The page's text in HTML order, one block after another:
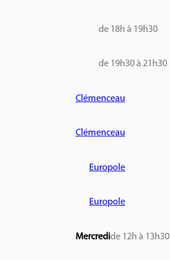
de 18h à 19h30
de 19h30 à 21h30
Clémenceau
Clémenceau
Europole
Europole
Mercredide 12h à 13h30